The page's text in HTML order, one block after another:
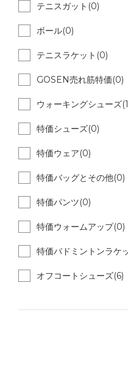
テニスガット(0)
ボール(0)
テニスラケット(0)
GOSEN売れ筋特価(0)
ウォーキングシューズ
特価シューズ(0)
特価ウェア(0)
特価バッグとその他(0)
特価パンツ(0)
特価ウォームアップ(0)
特価バドミントンラケ
オフコートシューズ(6)